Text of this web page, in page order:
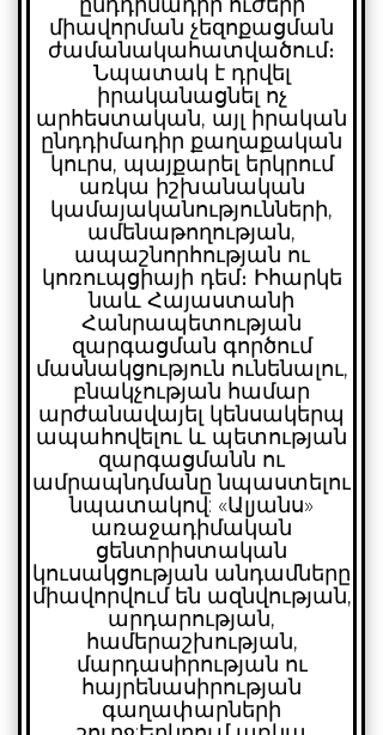
միավորման չեզոքացման
ժամանակահատվածում։
Նպատակ է դրվել
իրականացնել ոչ
արհեստական, այլ իրական
ընդդիմադիր քաղաքական
կուրս, պայքարել երկրում
առկա իշխանական
կամայականությունների,
ամենաթողության,
ապաշնորհության ու
կոռուպցիայի դեմ։ Իհարկե
նաև Հայաստանի
Հանրապետության
զարգացման գործում
մասնակցություն ունենալու,
բնակչության համար
արժանավայել կենսակերպ
ապահովելու և պետության
զարգացմանն ու
ամրապնդմանը նպաստելու
նպատակով: «Ալյանս»
առաջադիմական
ցենտրիստական
կուսակցության անդամները
միավորվում են ազնվության,
արդարության,
համերաշխության,
մարդասիրության ու
հայրենասիրության
գաղափարների